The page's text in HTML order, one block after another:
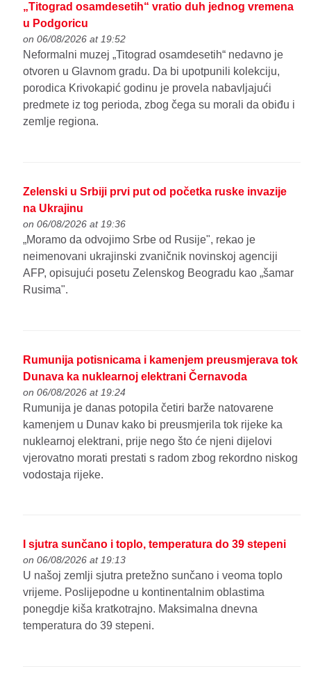
„Titograd osamdesetih“ vratio duh jednog vremena
u Podgoricu
on 06/08/2026 at 19:52
Neformalni muzej „Titograd osamdesetih“ nedavno je
otvoren u Glavnom gradu. Da bi upotpunili kolekciju,
porodica Krivokapić godinu je provela nabavljajući
predmete iz tog perioda, zbog čega su morali da obiđu i
zemlje regiona.
Zelenski u Srbiji prvi put od početka ruske invazije
na Ukrajinu
on 06/08/2026 at 19:36
„Moramo da odvojimo Srbe od Rusije", rekao je
neimenovani ukrajinski zvaničnik novinskoj agenciji
AFP, opisujući posetu Zelenskog Beogradu kao „šamar
Rusima".
Rumunija potisnicama i kamenjem preusmjerava tok
Dunava ka nuklearnoj elektrani Černavoda
on 06/08/2026 at 19:24
Rumunija je danas potopila četiri barže natovarene
kamenjem u Dunav kako bi preusmjerila tok rijeke ka
nuklearnoj elektrani, prije nego što će njeni dijelovi
vjerovatno morati prestati s radom zbog rekordno niskog
vodostaja rijeke.
I sjutra sunčano i toplo, temperatura do 39 stepeni
on 06/08/2026 at 19:13
U našoj zemlji sjutra pretežno sunčano i veoma toplo
vrijeme. Poslijepodne u kontinentalnim oblastima
ponegdje kiša kratkotrajno. Maksimalna dnevna
temperatura do 39 stepeni.